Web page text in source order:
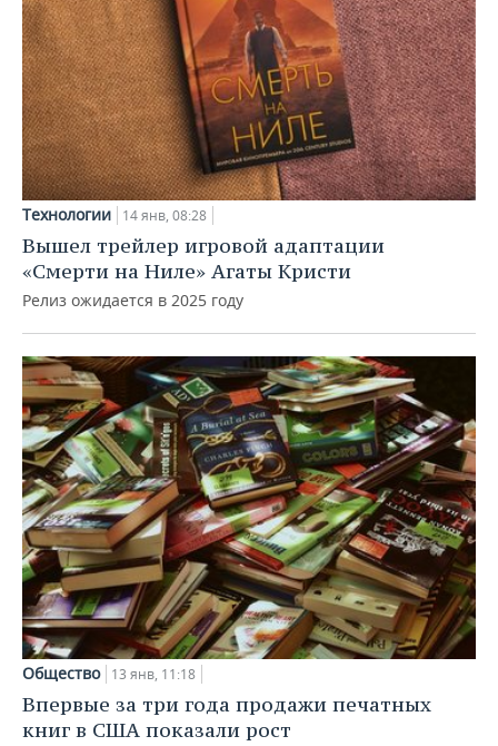
Технологии 14 янв, 08:28
Вышел трейлер игровой адаптации
«Смерти на Ниле» Агаты Кристи
Релиз ожидается в 2025 году
Общество 13 янв, 11:18
Впервые за три года продажи печатных
книг в США показали рост